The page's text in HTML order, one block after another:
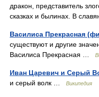
дракон, представитель
сказках и былинах. В
Василиса Прекрасная
существуют и другие
Василиса Прекрасная …
Иван Царевич и Серый
и серый волк …
Википедия